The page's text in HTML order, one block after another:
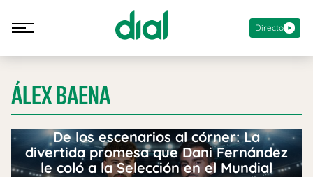
Directo
ÁLEX BAENA
De los escenarios al córner: La
divertida promesa que Dani Fernández
le coló a la Selección en el Mundial